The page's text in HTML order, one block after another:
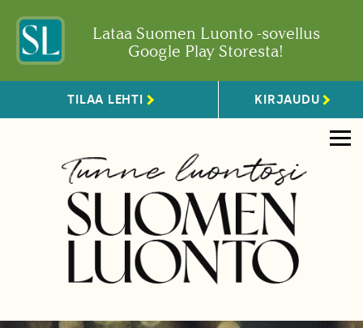
Lataa Suomen Luonto -sovellus
Google Play Storesta!
TILAA LEHTI KIRJAUDU